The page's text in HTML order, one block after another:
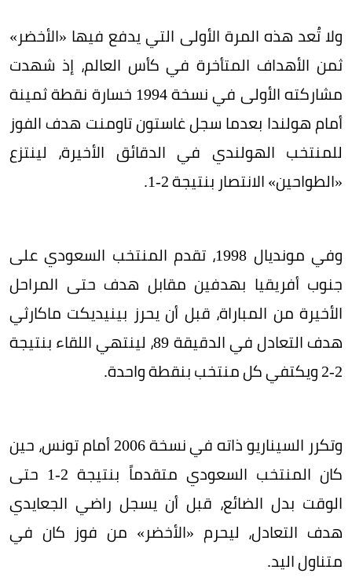
ولا تُعد هذه المرة الأولى التي يدفع فيها «الأخضر»
ثمن الأهداف المتأخرة في كأس العالم، إذ شهدت
مشاركته الأولى في نسخة 1994 خسارة نقطة ثمينة
أمام هولندا بعدما سجل غاستون تاومنت هدف الفوز
للمنتخب الهولندي في الدقائق الأخيرة، لينتزع
«الطواحين» الانتصار بنتيجة 2-1.
وفي مونديال 1998، تقدم المنتخب السعودي على
جنوب أفريقيا بهدفين مقابل هدف حتى المراحل
الأخيرة من المباراة، قبل أن يحرز بينيديكت ماكارثي
هدف التعادل في الدقيقة 89، لينتهي اللقاء بنتيجة
2-2 ويكتفي كل منتخب بنقطة واحدة.
وتكرر السيناريو ذاته في نسخة 2006 أمام تونس، حين
كان المنتخب السعودي متقدماً بنتيجة 2-1 حتى
الوقت بدل الضائع، قبل أن يسجل راضي الجعايدي
هدف التعادل، ليحرم «الأخضر» من فوز كان في
متناول اليد.